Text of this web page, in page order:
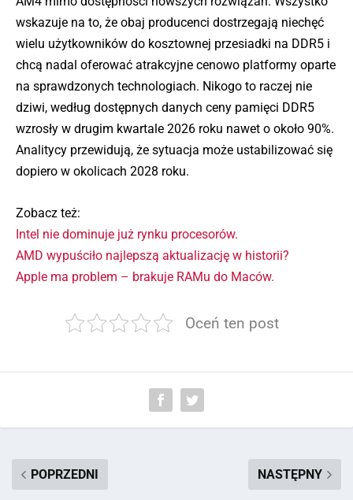
wskazuje na to, że obaj producenci dostrzegają niechęć
wielu użytkowników do kosztownej przesiadki na DDR5 i
chcą nadal oferować atrakcyjne cenowo platformy oparte
na sprawdzonych technologiach. Nikogo to raczej nie
dziwi, według dostępnych danych ceny pamięci DDR5
wzrosły w drugim kwartale 2026 roku nawet o około 90%.
Analitycy przewidują, że sytuacja może ustabilizować się
dopiero w okolicach 2028 roku.
Zobacz też:
Intel nie dominuje już rynku procesorów.
AMD wypuściło najlepszą aktualizację w historii?
Apple ma problem – brakuje RAMu do Maców.
Oceń ten post
POPRZEDNI NASTĘPNY